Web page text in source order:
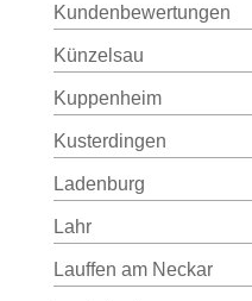
Kundenbewertungen
Künzelsau
Kuppenheim
Kusterdingen
Ladenburg
Lahr
Lauffen am Neckar